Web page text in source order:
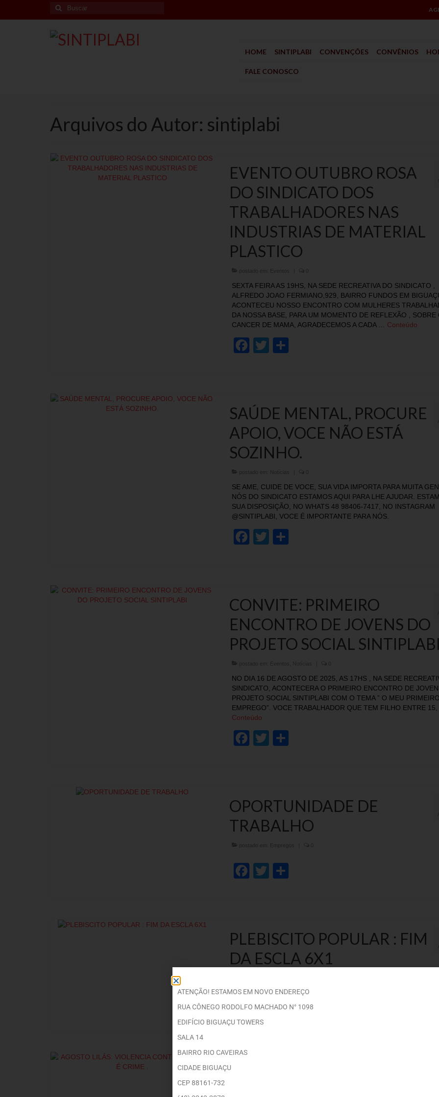
HOME SINTIPLABI CONVENÇÕES CONVÊNIOS
FALE CONOSCO
Arquivos do Autor: sintiplabi
EVENTO OUTUBRO ROSA
DO SINDICATO DOS
TRABALHADORES NAS
INDUSTRIAS DE MATERIAL
PLASTICO
postado em: Eventos 0
SEXTA FEIRA AS 19HS, NA SEDE RECREATIVA DO SINDICATO ,
ALFREDO JOAO FERMIANO,929, BAIRRO FUNDOS EM
ACONTECEU NOSSO ENCONTRO COM MULHERES
DA NOSSA BASE, PARA UM MOMENTO DE REFLEXÃO , SOBRE
CANCER DE MAMA, AGRADECEMOS A CADA … Conteúdo
Facebook
Twitter
SAÚDE MENTAL, PROCURE
APOIO, VOCE NÃO ESTÁ
SOZINHO.
postado em: Notícias 0
SE AME, CUIDE DE VOCE, SUA VIDA IMPORTA PARA MUITA
NÓS DO SINDICATO ESTAMOS AQUI PARA LHE AJUDAR.
SUA DISPOSIÇÃO, NO WHATS 48 98406-7417, NO INSTAGRAM
@SINTIPLABI, VOCE É IMPORTANTE PARA NÓS.
Facebook
Twitter
CONVITE: PRIMEIRO
ENCONTRO DE JOVENS DO
PROJETO SOCIAL SINTIPLABI
postado em: Eventos Notícias 0
NO DIA 16 DE AGOSTO DE 2025, AS 17HS , NA SEDE
SINDICATO, ACONTECERA O PRIMEIRO ENCONTRO DE
PROJETO SOCIAL SINTIPLABI COM O TEMA ” O MEU PRIMEIRO
EMPREGO”. VOCE TRABALHADOR QUE TEM FILHO ENTRE 15,
Conteúdo
Facebook
Twitter
OPORTUNIDADE DE
TRABALHO
postado em: Empregos 0
Facebook
Twitter
PLEBISCITO POPULAR : FIM
DA ESCLA 6X1
Facebook
Twitter
Share
AGOSTO LILÁS: VIOLENCIA
ATENÇÃO! ESTAMOS EM NOVO ENDEREÇO
RUA CÔNEGO RODOLFO MACHADO N° 1098
EDIFÍCIO BIGUAÇU TOWERS
SALA 14
BAIRRO RIO CAVEIRAS
CIDADE BIGUAÇU
CEP 88161-732